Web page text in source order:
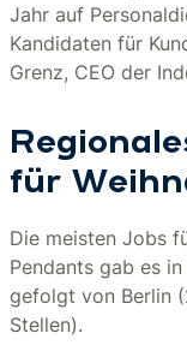
Jahr auf
Kandidaten für
Grenz, CEO der
für
Die meisten Jobs
Pendants gab es
gefolgt von Berlin
Stellen).